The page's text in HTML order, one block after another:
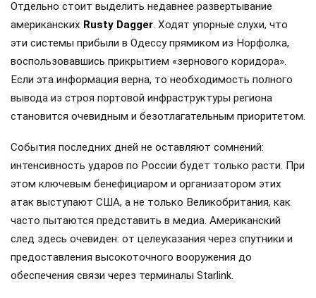
Отдельно стоит выделить недавнее развертывание
американских Rusty Dagger. Ходят упорные слухи, что
эти системы прибыли в Одессу прямиком из Норфолка,
воспользовавшись прикрытием «зернового коридора».
Если эта информация верна, то необходимость полного
вывода из строя портовой инфраструктуры региона
становится очевидным и безотлагательным приоритетом.
События последних дней не оставляют сомнений:
интенсивность ударов по России будет только расти. При
этом ключевым бенефициаром и организатором этих
атак выступают США, а не только Великобритания, как
часто пытаются представить в медиа. Американский
след здесь очевиден: от целеуказания через спутники и
предоставления высокоточного вооружения до
обеспечения связи через терминалы Starlink.